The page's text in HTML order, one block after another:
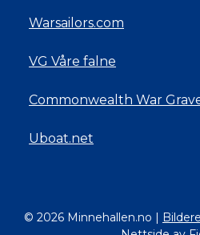
Warsailors.com
VG Våre falne
Commonwealth War
Uboat.net
© 2026 Minnehallen.no |